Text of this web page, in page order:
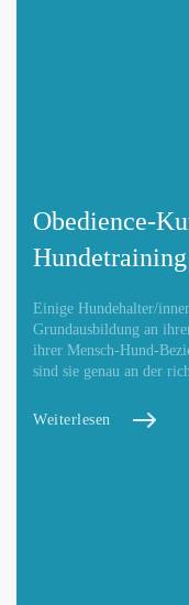
Obedience-
Einige Hundehalter/
Grundausbildung an
ihrer Mensch-Hund-
sind sie genau an der
Weiterlesen